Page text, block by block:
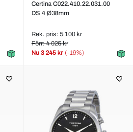
Certina C022.410.22.031.00
DS 4 Ø38mm
Rek. pris: 5 100 kr
Förr: 4 025 kr
Nu 3 245 kr (-19%)